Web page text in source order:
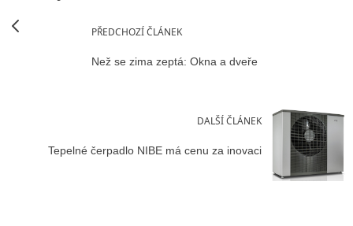
PŘEDCHOZÍ ČLÁNEK
Než se zima zeptá: Okna a dveře
DALŠÍ ČLÁNEK
Tepelné čerpadlo NIBE má cenu za inovaci